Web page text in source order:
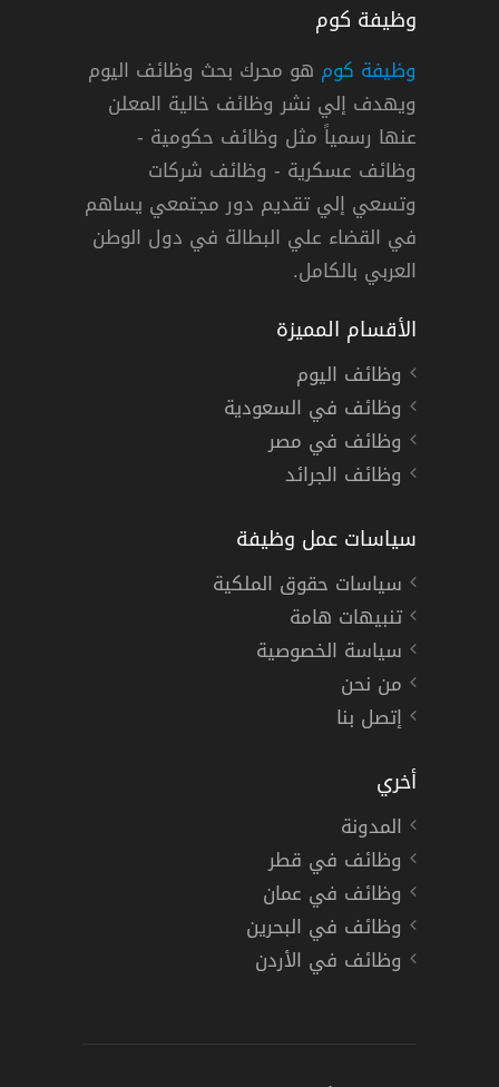
وظائف شركة أرامكس في الكويت
ارامكس
« الكويت »
دوام كامل
وظيفة كوم
وظيفة كوم هو محرك بحث وظائف اليوم
ويهدف إلي نشر وظائف خالية المعلن
عنها رسمياً مثل وظائف حكومية -
وظائف عسكرية - وظائف شركات
وتسعي إلي تقديم دور مجتمعي يساهم
في القضاء علي البطالة في دول الوطن
العربي بالكامل.
الأقسام المميزة
وظائف اليوم
وظائف في السعودية
وظائف في مصر
وظائف الجرائد
سياسات عمل وظيفة
سياسات حقوق الملكية
تنبيهات هامة
سياسة الخصوصية
من نحن
إتصل بنا
أخري
المدونة
وظائف في قطر
وظائف في عمان
وظائف في البحرين
وظائف في الأردن